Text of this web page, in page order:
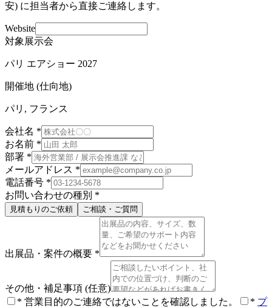
安) に担当者から直接ご連絡します。
Website
対象展示会
パリ エアショー 2027
開催地 (仕向地)
パリ, フランス
会社名 *
お名前 *
部署 *
メールアドレス *
電話番号 *
お問い合わせの種別 *
見積もりのご依頼 ご相談・ご質問
出展品・案件の概要 *
その他・補足事項 (任意)
* 営業目的のご連絡ではないことを確認しました。 * プ